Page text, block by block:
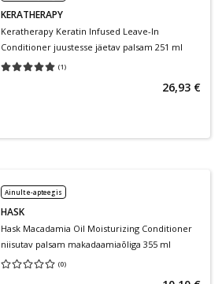
KERATHERAPY
Keratherapy Keratin Infused Leave-In
Conditioner juustesse jäetav palsam 251 ml
(1)
Keskmine hinnang 5.00
26,93 €
Ainult e-apteegis
HASK
Hask Macadamia Oil Moisturizing Conditioner
niisutav palsam makadaamiaõliga 355 ml
(0)
Keskmine hinnang 0.00